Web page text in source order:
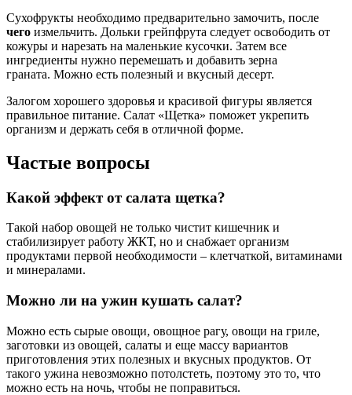
Сухофрукты необходимо предварительно замочить, после
чего измельчить. Дольки грейпфрута следует освободить от
кожуры и нарезать на маленькие кусочки. Затем все
ингредиенты нужно перемешать и добавить зерна
граната. Можно есть полезный и вкусный десерт.
Залогом хорошего здоровья и красивой фигуры является
правильное питание. Салат «Щетка» поможет укрепить
организм и держать себя в отличной форме.
Частые вопросы
Какой эффект от салата щетка?
Такой набор овощей не только чистит кишечник и
стабилизирует работу ЖКТ, но и снабжает организм
продуктами первой необходимости – клетчаткой, витаминами
и минералами.
Можно ли на ужин кушать салат?
Можно есть сырые овощи, овощное рагу, овощи на гриле,
заготовки из овощей, салаты и еще массу вариантов
приготовления этих полезных и вкусных продуктов. От
такого ужина невозможно потолстеть, поэтому это то, что
можно есть на ночь, чтобы не поправиться.